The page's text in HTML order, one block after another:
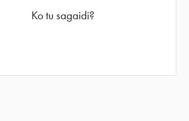
Ko tu sagaidi?